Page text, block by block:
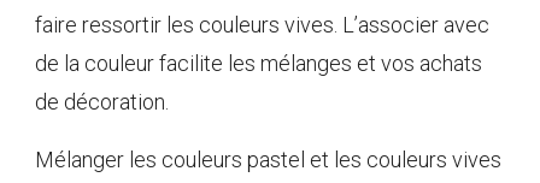
faire ressortir les couleurs vives. L’associer avec
de la couleur facilite les mélanges et vos achats
de décoration.
Mélanger les couleurs pastel et les couleurs vives